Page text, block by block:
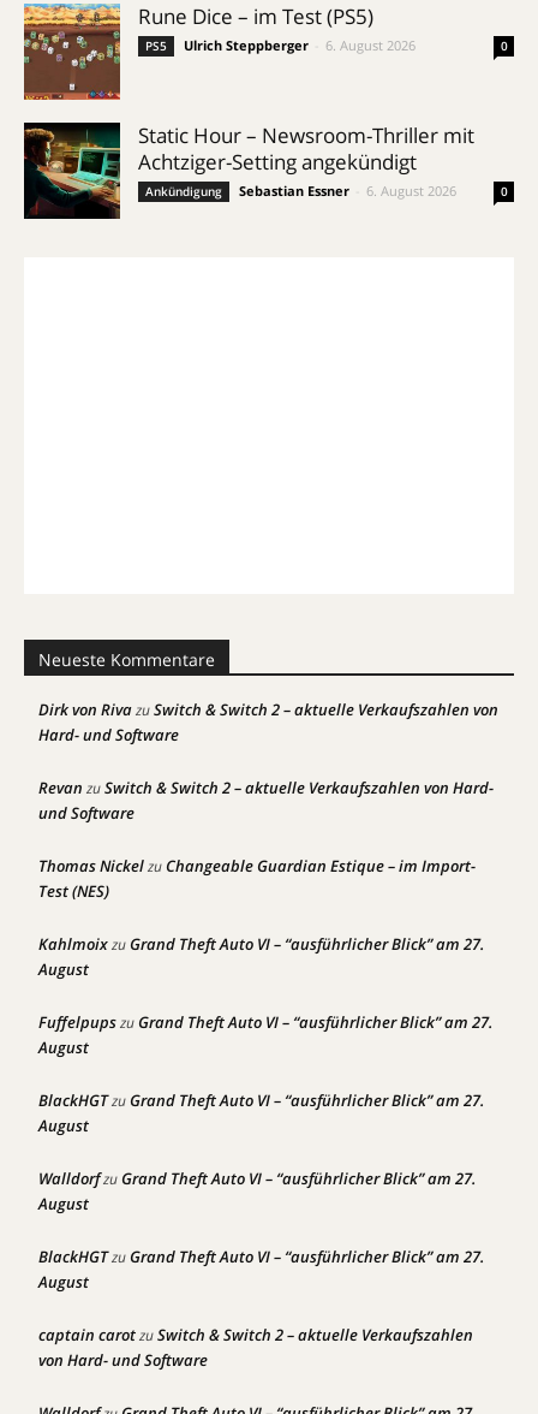
Rune Dice – im Test (PS5)
PS5 Ulrich Steppberger 6. August 2026 0
Static Hour – Newsroom-Thriller mit
Achtziger-Setting angekündigt
Ankündigung Sebastian Essner 6. August 2026 0
Neueste Kommentare
Dirk von RivazuSwitch & Switch 2 – aktuelle Verkaufszahlen von
Hard- und Software
Revan zuSwitch & Switch 2 – aktuelle Verkaufszahlen von Hard-
und Software
Thomas NickelzuChangeable Guardian Estique – im Import-
Test (NES)
KahlmoixzuGrand Theft Auto VI – “ausführlicher Blick” am 27.
August
FuffelpupszuGrand Theft Auto VI – “ausführlicher Blick” am 27.
August
BlackHGTzuGrand Theft Auto VI – “ausführlicher Blick” am 27.
August
WalldorfzuGrand Theft Auto VI – “ausführlicher Blick” am 27.
August
BlackHGTzuGrand Theft Auto VI – “ausführlicher Blick” am 27.
August
captain carotzuSwitch & Switch 2 – aktuelle Verkaufszahlen
von Hard- und Software